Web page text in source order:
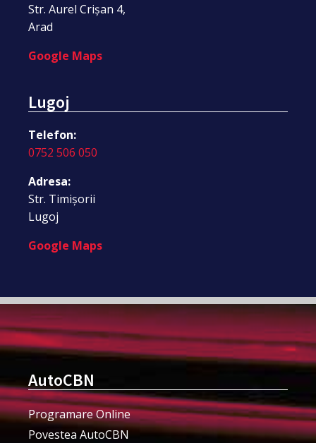
Str. Aurel Crișan 4,
Arad
Google Maps
Lugoj
Telefon:
0752 506 050
Adresa:
Str. Timișorii
Lugoj
Google Maps
AutoCBN
Programare Online
Povestea AutoCBN